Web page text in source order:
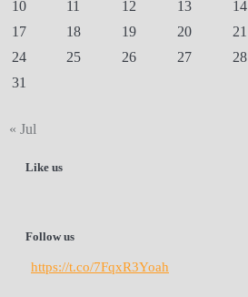
10
11 12 13 14
17
18 19 20 21
24
25 26 27 28
31
« Jul
Like us
Follow us
https://t.co/7FqxR3Yoah